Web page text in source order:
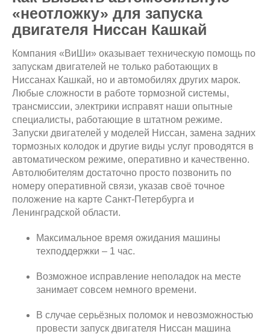
«неотложку» для запуска
двигателя Ниссан Кашкай
Компания «ВиШи» оказывает техническую помощь по
запускам двигателей не только работающих в
Ниссанах Кашкай, но и автомобилях других марок.
Любые сложности в работе тормозной системы,
трансмиссии, электрики исправят наши опытные
специалисты, работающие в штатном режиме.
Запуски двигателей у моделей Ниссан, замена задних
тормозных колодок и другие виды услуг проводятся в
автоматическом режиме, оперативно и качественно.
Автолюбителям достаточно просто позвонить по
номеру оперативной связи, указав своё точное
положение на карте Санкт-Петербурга и
Ленинградской области.
Максимальное время ожидания машины
техподдержки – 1 час.
Возможное исправление неполадок на месте
занимает совсем немного времени.
В случае серьёзных поломок и невозможностью
провести запуск двигателя Ниссан машина